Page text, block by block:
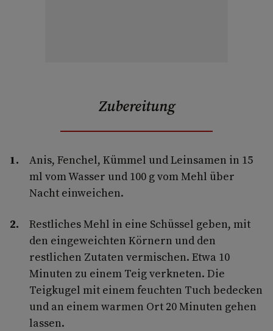
Zubereitung
Anis, Fenchel, Kümmel und Leinsamen in 15
ml vom Wasser und 100 g vom Mehl über
Nacht einweichen.
Restliches Mehl in eine Schüssel geben, mit
den eingeweichten Körnern und den
restlichen Zutaten vermischen. Etwa 10
Minuten zu einem Teig verkneten. Die
Teigkugel mit einem feuchten Tuch bedecken
und an einem warmen Ort 20 Minuten gehen
lassen.